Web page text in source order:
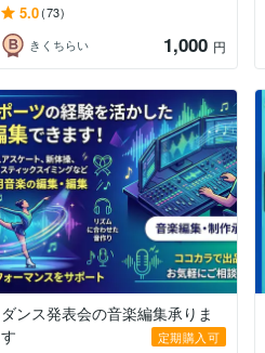
5.0(73)
きくちらい
1,000 円
ダンス発表会の音楽編集承りま
す
定期購入可